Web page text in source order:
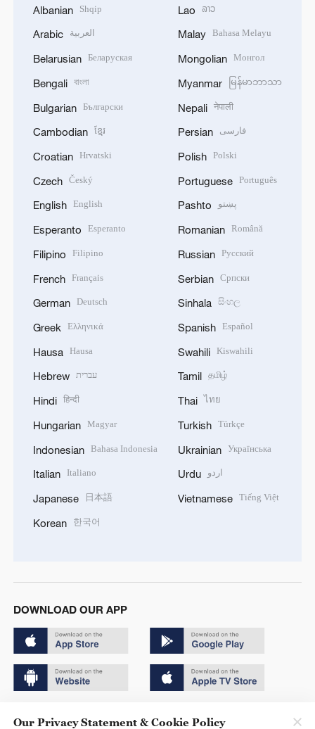
Albanian Shqip
Arabic العربية
Belarusian Беларуская
Bengali বাংলা
Bulgarian Български
Cambodian ខ្មែរ
Croatian Hrvatski
Czech Český
English English
Esperanto Esperanto
Filipino Filipino
French Français
German Deutsch
Greek Ελληνικά
Hausa Hausa
Hebrew עברית
Hindi हिन्दी
Hungarian Magyar
Indonesian Bahasa Indonesia
Italian Italiano
Japanese 日本語
Korean 한국어
Lao ລາວ
Malay Bahasa Melayu
Mongolian Монгол
Myanmar မြန်မာဘာသာ
Nepali नेपाली
Persian فارسی
Polish Polski
Portuguese Português
Pashto پښتو
Romanian Română
Russian Русский
Serbian Српски
Sinhala සිංහල
Spanish Español
Swahili Kiswahili
Tamil தமிழ்
Thai ไทย
Turkish Türkçe
Ukrainian Українська
Urdu اردو
Vietnamese Tiếng Việt
DOWNLOAD OUR APP
Our Privacy Statement & Cookie Policy